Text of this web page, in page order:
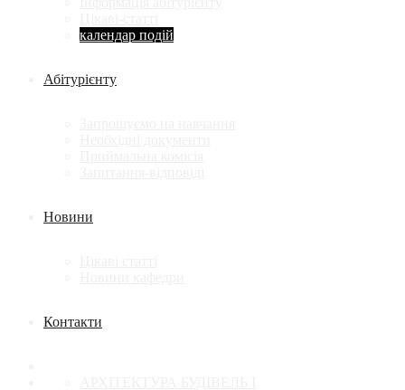
календар подій
Абітурієнту
Новини
Контакти